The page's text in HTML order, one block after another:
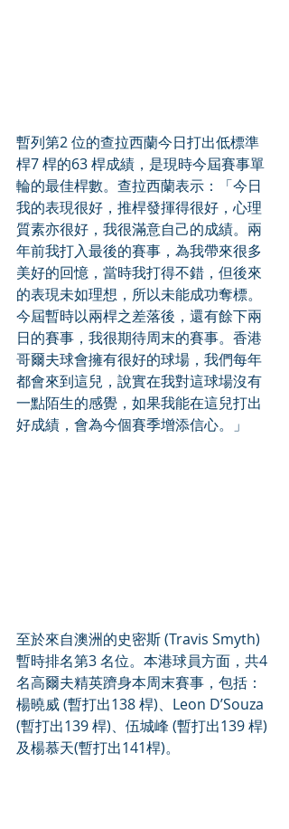
暫列第2 位的查拉西蘭今日打出低標準
桿7 桿的63 桿成績，是現時今屆賽事單
輪的最佳桿數。查拉西蘭表示：「今日
我的表現很好，推桿發揮得很好，心理
質素亦很好，我很滿意自己的成績。兩
年前我打入最後的賽事，為我帶來很多
美好的回憶，當時我打得不錯，但後來
的表現未如理想，所以未能成功奪標。
今屆暫時以兩桿之差落後，還有餘下兩
日的賽事，我很期待周末的賽事。香港
哥爾夫球會擁有很好的球場，我們每年
都會來到這兒，說實在我對這球場沒有
一點陌生的感覺，如果我能在這兒打出
好成績，會為今個賽季增添信心。」
至於來自澳洲的史密斯 (Travis Smyth)
暫時排名第3 名位。本港球員方面，共4
名高爾夫精英躋身本周末賽事，包括：
楊曉威 (暫打出138 桿)、Leon D’Souza
(暫打出139 桿)、伍城峰 (暫打出139 桿)
及楊慕天(暫打出141桿)。